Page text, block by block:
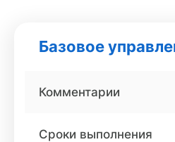
Базовое
Комментарии
Сроки выполнения